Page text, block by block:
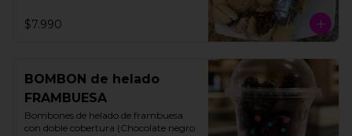
$7.990
BOMBON de helado
FRAMBUESA
Bombones de helado de frambuesa
con doble cobertura (Chocolate negro